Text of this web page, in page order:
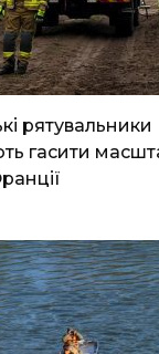
рятувальники
гасити